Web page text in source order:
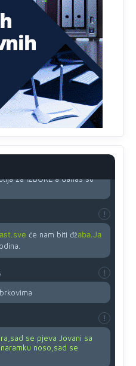
dosadašnjeg znaka "X"
mora u potpunosti
isključivo zbog tehničkih
strah, posebno kada
sa slabijim vidom ili
za IZBORE a danas su
će nam biti đžaba.Ja
se pjeva Jovani sa
noso,sad se